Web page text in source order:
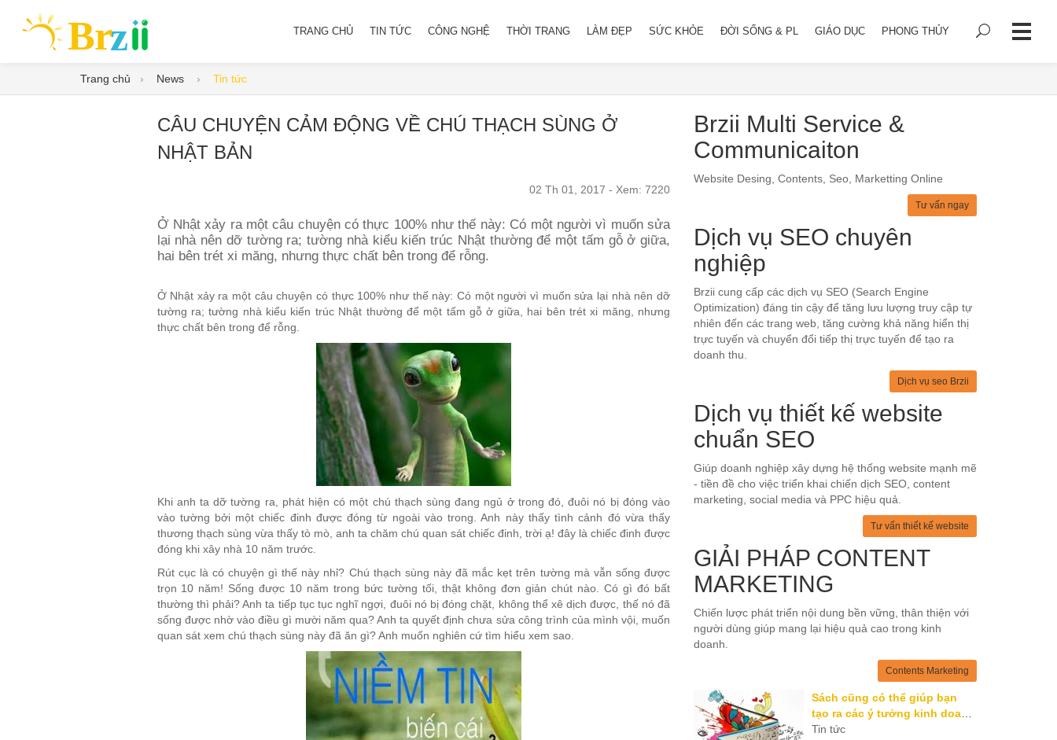
TRANG CHỦ TIN TỨC CÔNG NGHỆ THỜI TRANG LÀM ĐẸP SỨC KHỎE ĐỜI SỐNG & PL GIÁO DỤC PHONG THỦY
Trang chủ News Tin tức
CÂU CHUYỆN CẢM ĐỘNG VỀ CHÚ THẠCH SÙNG Ở
NHẬT BẢN
02 Th 01, 2017 - Xem: 7220
Ở Nhật xảy ra một câu chuyện có thực 100% như thế này: Có một người vì muốn sửa
lại nhà nên dỡ tường ra; tường nhà kiểu kiến trúc Nhật thường để một tấm gỗ ở giữa,
hai bên trét xi măng, nhưng thực chất bên trong để rỗng.
Ở Nhật xảy ra một câu chuyện có thực 100% như thế này: Có một người vì muốn sửa lại nhà nên dỡ
tường ra; tường nhà kiểu kiến trúc Nhật thường để một tấm gỗ ở giữa, hai bên trét xi măng, nhưng
thực chất bên trong để rỗng.
Khi anh ta dỡ tường ra, phát hiện có một chú thạch sùng đang ngủ ở trong đó, đuôi nó bị đóng vào
vào tường bởi một chiếc đinh được đóng từ ngoài vào trong. Anh này thấy tình cảnh đó vừa thấy
thương thạch sùng vừa thấy tò mò, anh ta chăm chú quan sát chiếc đinh, trời ạ! đây là chiếc đinh được
đóng khi xây nhà 10 năm trước.
Rút cục là có chuyện gì thế này nhỉ? Chú thạch sùng này đã mắc kẹt trên tường mà vẫn sống được
trọn 10 năm! Sống được 10 năm trong bức tường tối, thật không đơn giản chút nào. Có gì đó bất
thường thì phải? Anh ta tiếp tục tục nghĩ ngợi, đuôi nó bị đóng chặt, không thể xê dịch được, thế nó đã
sống được nhờ vào điều gì mười năm qua? Anh ta quyết định chưa sửa công trình của mình vội, muốn
quan sát xem chú thạch sùng này đã ăn gì? Anh muốn nghiên cứ tìm hiểu xem sao.
Brzii Multi Service &
Communicaiton
Website Desing, Contents, Seo, Marketting Online
Tư vấn ngay
Dịch vụ SEO chuyên
nghiệp
Brzii cung cấp các dịch vụ SEO (Search Engine
Optimization) đáng tin cậy để tăng lưu lượng truy cập tự
nhiên đến các trang web, tăng cường khả năng hiển thị
trực tuyến và chuyển đổi tiếp thị trực tuyến để tạo ra
doanh thu.
Dịch vụ seo Brzii
Dịch vụ thiết kế website
chuẩn SEO
Giúp doanh nghiệp xây dựng hệ thống website mạnh mẽ
- tiền đề cho việc triển khai chiến dịch SEO, content
marketing, social media và PPC hiệu quả.
Tư vấn thiết kế website
GIẢI PHÁP CONTENT
MARKETING
Chiến lược phát triển nội dung bền vững, thân thiện với
người dùng giúp mang lại hiệu quả cao trong kinh
doanh.
Contents Marketing
Sách cũng có thể giúp bạn
tạo ra các ý tưởng kinh doanh
độc đáo
Tin tức